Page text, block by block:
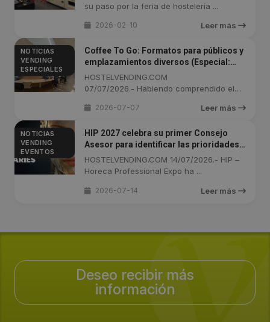
su paso por la feria de hostelería ...
2026-02-10 Leer más
NOTICIAS
VENDING
ESPECIALES
Coffee To Go: Formatos para públicos y
emplazamientos diversos (Especial:
Parte 4)
HOSTELVENDING.COM
07/07/2026.- Habiendo comprendido el
2026-07-07 Leer más
NOTICIAS
VENDING
EVENTOS
HIP 2027 celebra su primer Consejo
Asesor para identificar las prioridades
que marcarán el futuro del sector
Horeca
HOSTELVENDING.COM 14/07/2026.- HIP –
Horeca Professional Expo ha ...
2026-07-14 Leer más
Deseo recibir más
información